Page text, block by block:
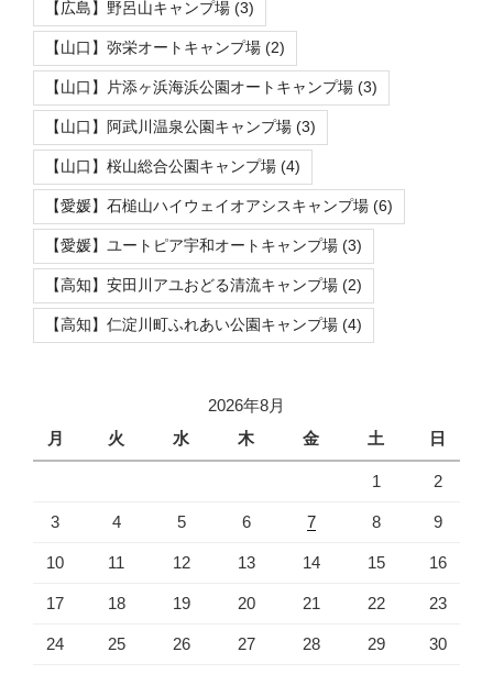
【広島】野呂山キャンプ場 (3)
【山口】弥栄オートキャンプ場 (2)
【山口】片添ヶ浜海浜公園オートキャンプ場 (3)
【山口】阿武川温泉公園キャンプ場 (3)
【山口】桜山総合公園キャンプ場 (4)
【愛媛】石槌山ハイウェイオアシスキャンプ場 (6)
【愛媛】ユートピア宇和オートキャンプ場 (3)
【高知】安田川アユおどる清流キャンプ場 (2)
【高知】仁淀川町ふれあい公園キャンプ場 (4)
2026年8月
月
火 水 木 金 土 日
1 2
3 4 5 6 7 8 9
10 11 12 13 14 15 16
17 18 19 20 21 22 23
24 25 26 27 28 29 30